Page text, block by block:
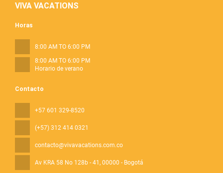
VIVA VACATIONS
Contacto
+57 601 329-8520
(+57) 312 414 0321
contacto@vivavacations.com.co
Av KRA 58 No 128b - 41, 00000 - Bogotá
Horas
8:00 AM TO 6:00 PM
8:00 AM TO 6:00 PM
Horario de verano